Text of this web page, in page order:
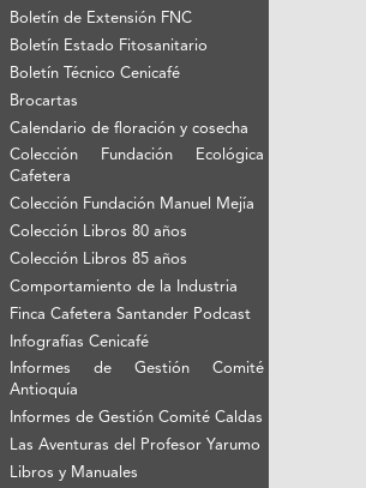
Boletín de Extensión FNC
Boletín Estado Fitosanitario
Boletín Técnico Cenicafé
Brocartas
Calendario de floración y cosecha
Colección Fundación Ecológica
Cafetera
Colección Fundación Manuel Mejía
Colección Libros 80 años
Colección Libros 85 años
Comportamiento de la Industria
Finca Cafetera Santander Podcast
Infografías Cenicafé
Informes de Gestión Comité
Antioquía
Informes de Gestión Comité Caldas
Las Aventuras del Profesor Yarumo
Libros y Manuales